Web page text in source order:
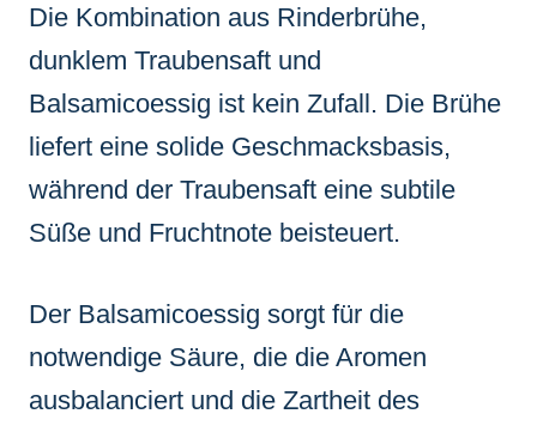
Die Kombination aus Rinderbrühe,
dunklem Traubensaft und
Balsamicoessig ist kein Zufall. Die Brühe
liefert eine solide Geschmacksbasis,
während der Traubensaft eine subtile
Süße und Fruchtnote beisteuert.
Der Balsamicoessig sorgt für die
notwendige Säure, die die Aromen
ausbalanciert und die Zartheit des